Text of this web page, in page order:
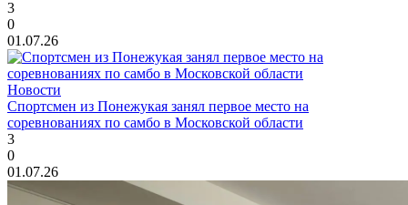
3
0
01.07.26
Новости
Спортсмен из Понежукая занял первое место на
соревнованиях по самбо в Московской области
3
0
01.07.26